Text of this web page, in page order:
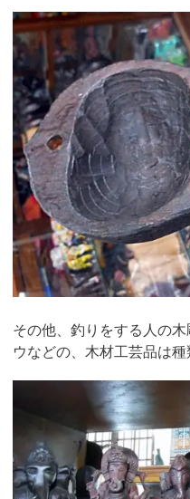
その他、釣りをする人の
ウなどの、木材工芸品は種